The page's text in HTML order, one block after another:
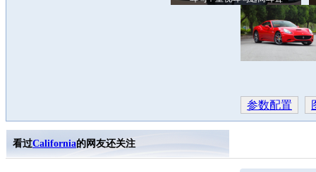
参数配置
看过California的网友还关注